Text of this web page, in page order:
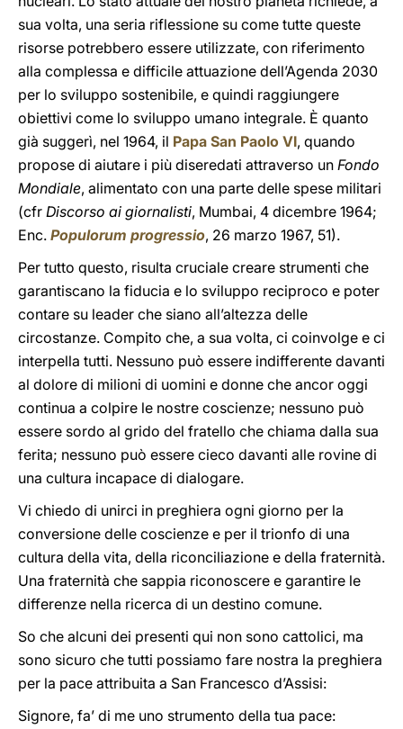
sua volta, una seria riflessione su come tutte queste
risorse potrebbero essere utilizzate, con riferimento
alla complessa e difficile attuazione dell’Agenda 2030
per lo sviluppo sostenibile, e quindi raggiungere
obiettivi come lo sviluppo umano integrale. È quanto
già suggerì, nel 1964, il Papa San Paolo VI, quando
propose di aiutare i più diseredati attraverso un Fondo
Mondiale, alimentato con una parte delle spese militari
(cfr Discorso ai giornalisti, Mumbai, 4 dicembre 1964;
Enc. Populorum progressio, 26 marzo 1967, 51).
Per tutto questo, risulta cruciale creare strumenti che
garantiscano la fiducia e lo sviluppo reciproco e poter
contare su leader che siano all’altezza delle
circostanze. Compito che, a sua volta, ci coinvolge e ci
interpella tutti. Nessuno può essere indifferente davanti
al dolore di milioni di uomini e donne che ancor oggi
continua a colpire le nostre coscienze; nessuno può
essere sordo al grido del fratello che chiama dalla sua
ferita; nessuno può essere cieco davanti alle rovine di
una cultura incapace di dialogare.
Vi chiedo di unirci in preghiera ogni giorno per la
conversione delle coscienze e per il trionfo di una
cultura della vita, della riconciliazione e della fraternità.
Una fraternità che sappia riconoscere e garantire le
differenze nella ricerca di un destino comune.
So che alcuni dei presenti qui non sono cattolici, ma
sono sicuro che tutti possiamo fare nostra la preghiera
per la pace attribuita a San Francesco d’Assisi:
Signore, fa’ di me uno strumento della tua pace: